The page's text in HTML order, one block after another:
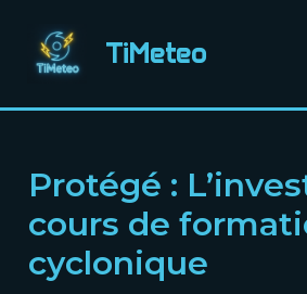
contenu
TiMeteo
Protégé :
cours de
cyclonique
articles